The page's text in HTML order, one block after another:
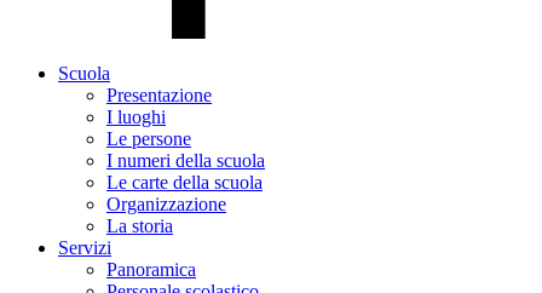
Scuola
Presentazione
I luoghi
Le persone
I numeri della scuola
Le carte della scuola
Organizzazione
La storia
Servizi
Panoramica